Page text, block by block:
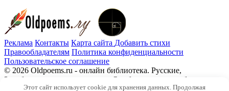
Реклама Контакты Карта сайта Добавить стихи
Правообладателям Политика конфиденциальности
Пользовательское соглашение
© 2026 Oldpoems.ru - онлайн библиотека. Русские,
Зарубежные авторы классики. Опубликованы и публикуем
текста современных авторов. Каждый может опубликовать у
Этот сайт использует cookie для хранения данных. Продолжая